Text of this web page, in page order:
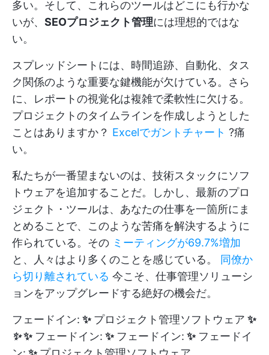
多い。そして、これらのツールはどこにも行かな
いが、 SEOプロジェクト管理には理想的ではな
い。
スプレッドシートには、時間追跡、自動化、タス
ク関係のような重要な鍵機能が欠けている。さら
に、レポートの視覚化は複雑で柔軟性に欠ける。
プロジェクトのタイムラインを作成しようとした
ことはありますか？ Excelでガントチャート ?痛
い。
私たちが一番望まないのは、技術スタックにソフ
トウェアを追加することだ。しかし、最新のプロ
ジェクト・ツールは、あなたの仕事を一箇所にま
とめることで、このような苦痛を解決するように
作られている。その ミーティングが69.7%増加
と、人々はより多くのことを感じている。
同僚か
ら切り離されている 今こそ、仕事管理ソリューシ
ョンをアップグレードする絶好の機会だ。
フェードイン: ✨ プロジェクト管理ソフトウェア ✨
✨✨ フェードイン: ✨ フェードイン: ✨ フェードイ